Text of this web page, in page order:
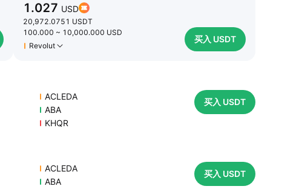
1.027 USD
20,972.0751 USDT
100.000 ~ 10,000.000 USD
Revolut
买入 USDT
ACLEDA
ABA
KHQR
买入 USDT
ACLEDA
ABA
买入 USDT